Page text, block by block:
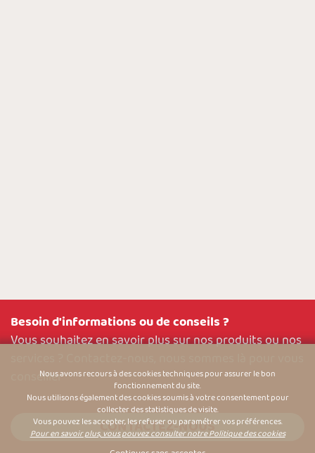
Besoin d'informations ou de conseils ?
Vous souhaitez en savoir plus sur nos produits ou nos
conseiller
CONTACTEZ-NOUS
Nous avons recours à des cookies techniques pour assurer le bon
fonctionnement du site.
Nous utilisons également des cookies soumis à votre consentement pour
collecter des statistiques de visite.
Vous pouvez les accepter, les refuser ou paramétrer vos préférences.
Pour en savoir plus, vous pouvez consulter notre Politique des cookies